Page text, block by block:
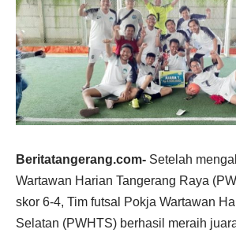
Beritatangerang.com- Setelah
Wartawan Harian Tangerang Raya
skor 6-4, Tim futsal Pokja Wartawan
Selatan (PWHTS) berhasil meraih